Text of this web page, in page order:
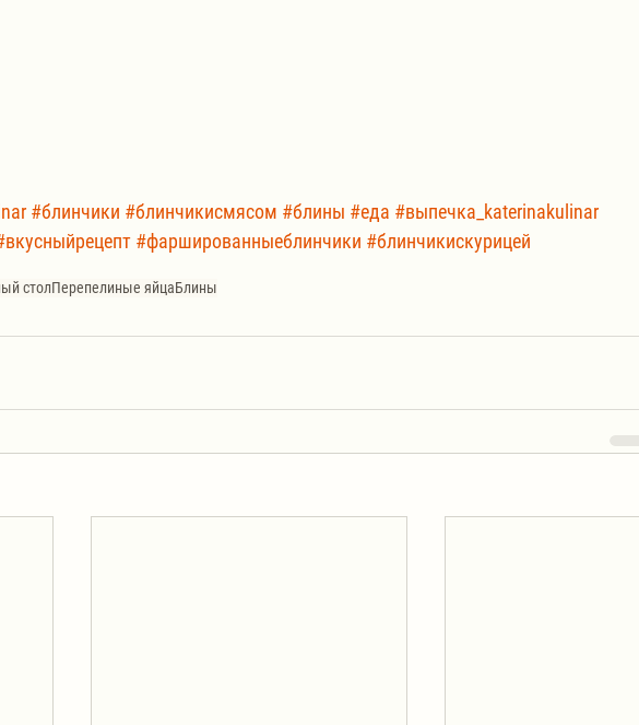
#блинчики #блинчикисмясом #блины #еда #выпечка_katerinakulinar
#фаршированныеблинчики #блинчикискурицей
столПерепелиные яйцаБлины